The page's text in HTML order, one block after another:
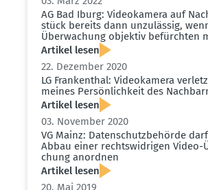
AG Bad Iburg: Video­kamera auf
stück bereits dann unzulässig,
Überwa­chung objektiv befürchten
Artikel lesen
22. Dezember 2020
LG Frankenthal: Video­kamera
meines Persön­lichkeit des
Artikel lesen
03. November 2020
VG Mainz: Daten­schutz­be­hörde
Abbau einer rechts­wid­rigen
chung anordnen
Artikel lesen
20. Mai 2019